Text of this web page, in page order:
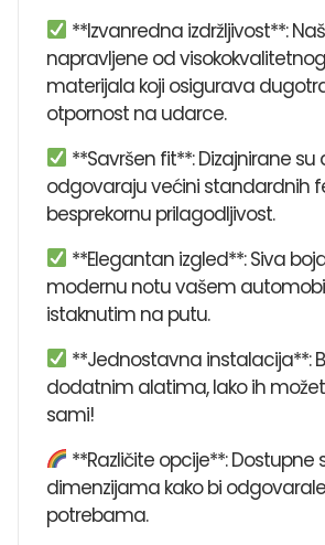
**Izvanredna izdržljivost**:
napravljene od visokokvalitetnog
materijala koji osigurava
otpornost na udarce.
**Savršen fit**: Dizajnirane su
odgovaraju većini standardnih
besprekornu prilagodljivost.
**Elegantan izgled**: Siva
modernu notu vašem
istaknutim na putu.
**Jednostavna instalacija**:
dodatnim alatima, lako ih
sami!
**Različite opcije**: Dostupne
dimenzijama kako bi
potrebama.